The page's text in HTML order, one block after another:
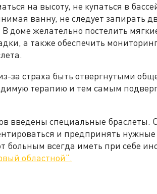
на высоту, не купаться в
ванну, не следует запирать
доме желательно постелить
а также обеспечить
за страха быть отвергнутыми
терапию и тем самым
введены специальные браслеты.
и предпринять нужные
больным всегда иметь при себе
областной".